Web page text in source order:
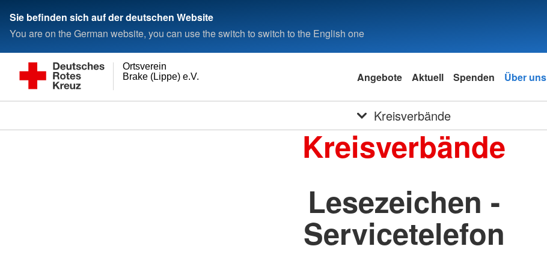
Sie befinden sich auf der deutschen Website
You are on the German website, you can use the switch to switch to the English one
Brake (Lippe) e.V.
Ortsverein
Angebote Aktuell Spenden Über uns
Kreisverbände
Kreisverbände
Lesezeichen -
Servicetelefon